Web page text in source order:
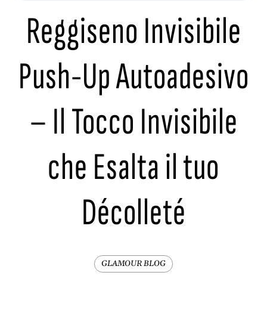
Reggiseno Invisibile
Push-Up Autoadesivo
– Il Tocco Invisibile
che Esalta il tuo
Décolleté
GLAMOUR BLOG